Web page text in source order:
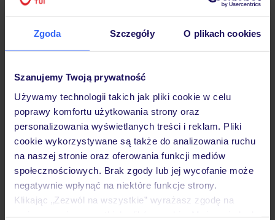
Zgoda Szczegóły O plikach cookies
Szanujemy Twoją prywatność
Używamy technologii takich jak pliki cookie w celu
poprawy komfortu użytkowania strony oraz
personalizowania wyświetlanych treści i reklam. Pliki
cookie wykorzystywane są także do analizowania ruchu
na naszej stronie oraz oferowania funkcji mediów
społecznościowych. Brak zgody lub jej wycofanie może
negatywnie wpłynąć na niektóre funkcje strony.
Klikając „Zezwól na wszystkie” wyrażasz zgodę na
Pokoje
Wyżywienie
Atrakcje